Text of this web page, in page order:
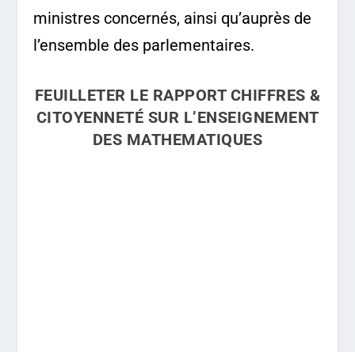
ministres concernés, ainsi qu’auprès de
l’ensemble des parlementaires.
FEUILLETER LE RAPPORT CHIFFRES &
CITOYENNETÉ SUR L’ENSEIGNEMENT
DES MATHEMATIQUES